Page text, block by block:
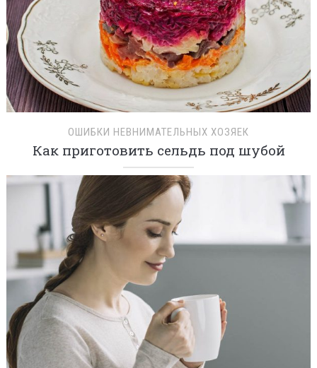
ОШИБКИ НЕВНИМАТЕЛЬНЫХ ХОЗЯЕК
Как приготовить сельдь под шубой